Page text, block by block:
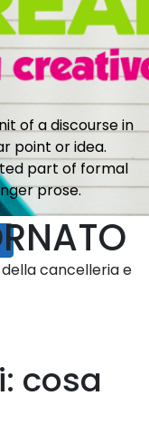
of a discourse in
point or idea.
part of formal
prose.
cancelleria e
cosa